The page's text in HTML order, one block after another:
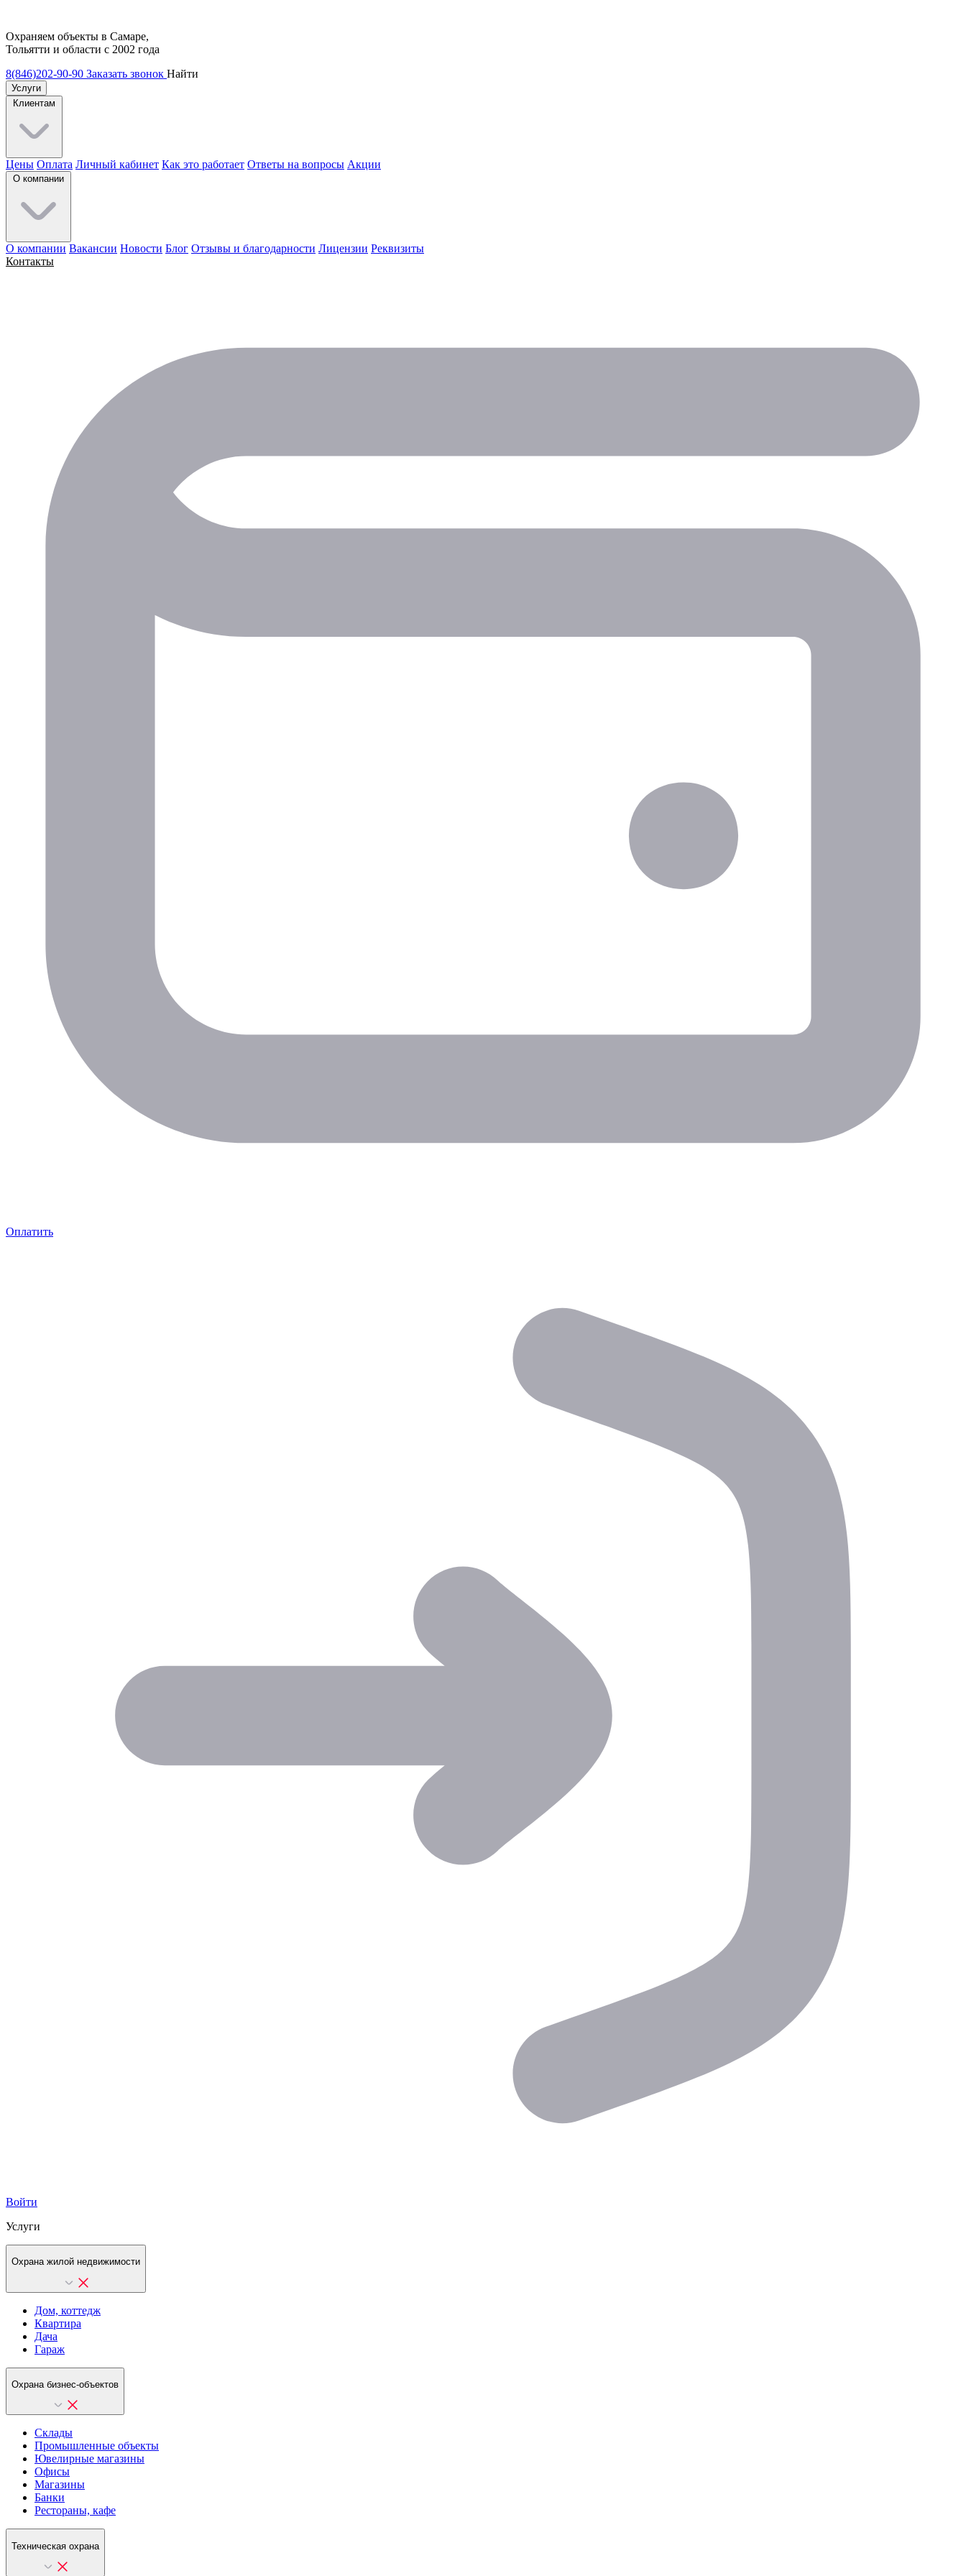
Охраняем объекты в Самаре,
Тольятти и области с 2002 года
8(846)202-90-90 Заказать звонок Найти
Услуги
Клиентам
Цены Оплата Личный кабинет Как это работает Ответы на вопросы Акции
О компании
О компании Вакансии Новости Блог Отзывы и благодарности Лицензии Реквизиты
Контакты
Оплатить
Войти
Услуги
Охрана жилой недвижимости
Дом, коттедж
Квартира
Дача
Гараж
Охрана бизнес-объектов
Склады
Промышленные объекты
Ювелирные магазины
Офисы
Магазины
Банки
Рестораны, кафе
Техническая охрана